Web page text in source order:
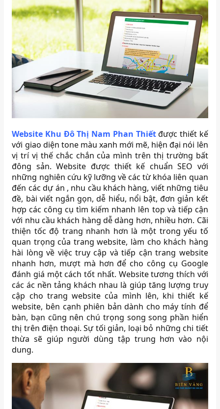
Website Khu Đô Thị Nam Phan Thiếtđược thiết kế
với giao diện tone màu xanh mới mẽ, hiện đại nói lên
vị trí vị thế chắc chắn của mình trên thị trường bất
đông sản. Website được thiết kế chuẩn SEO với
những nghiên cứu kỹ lưỡng về các từ khóa liên quan
đến các dự án , nhu cầu khách hàng, viết những tiêu
đề, bài viết ngắn gọn, dễ hiểu, nổi bật, đơn giản kết
hợp các công cụ tìm kiếm nhanh lên top và tiếp cận
với nhu cầu khách hàng dễ dàng hơn, nhiều hơn. Cãi
thiện tốc độ trang nhanh hơn là một trong yếu tố
quan trọng của trang website, làm cho khách hàng
hài lòng về việc truy cập và tiếp cận trang website
nhanh hơn, mượt mà hơn để cho công cụ Google
đánh giá một cách tốt nhất. Website tương thích với
các ác nền tảng khách nhau là giúp tăng lượng truy
cập cho trang website của mình lên, khi thiết kế
website, bên cạnh phiên bản dành cho máy tính để
bàn, bạn cũng nên chú trọng song song phần hiển
thị trên điện thoại. Sự tối giản, loại bỏ những chi tiết
thừa sẽ giúp người dùng tập trung hơn vào nội
dung.